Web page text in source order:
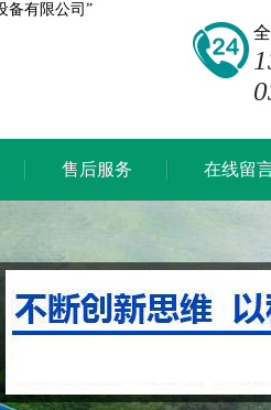
备有限公司”
售后服务
售后服务
在线留